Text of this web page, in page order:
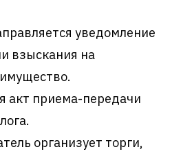
уведомление
взыскания на
акт приема-передачи
организует торги,